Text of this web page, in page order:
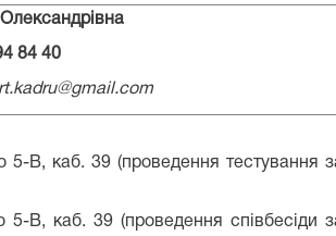
84 40
В, каб. 39 (проведення тестування
В, каб. 39 (проведення співбесіди